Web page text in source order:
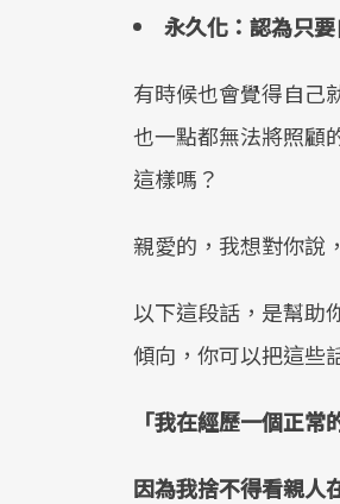
永久化：認為只
有時候也會覺得自己
也一點都無法將照顧
這樣嗎？
親愛的，我想對你說
以下這段話，是幫助
傾向，你可以把這些
「我在經歷一個正常
因為我捨不得看親人